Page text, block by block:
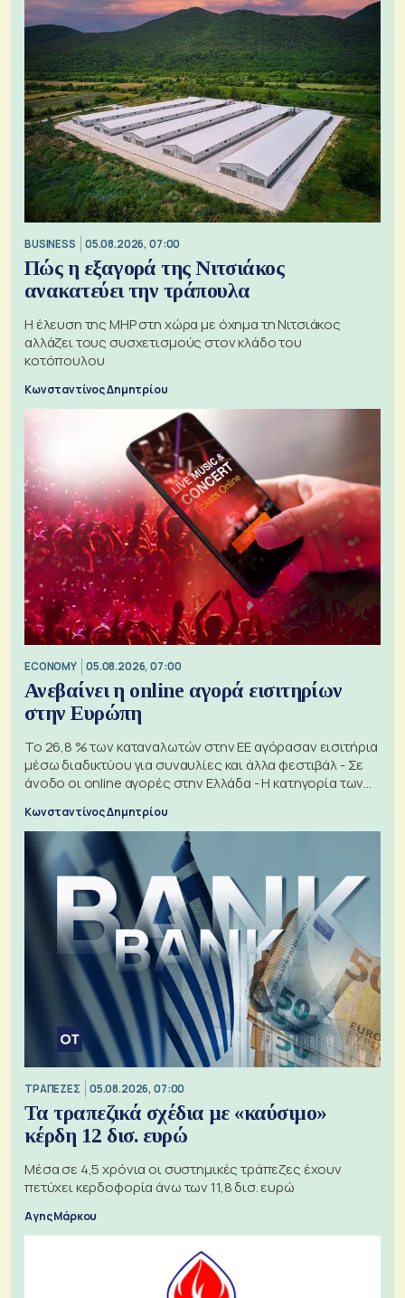
BUSINESS 05.08.2026, 07:00
Πώς η εξαγορά της Νιτσιάκος
ανακατεύει την τράπουλα
H έλευση της MHP στη χώρα με όχημα τη Νιτσιάκος
αλλάζει τους συσχετισμούς στον κλάδο του
κοτόπουλου
Κωνσταντίνος Δημητρίου
ECONOMY 05.08.2026, 07:00
Ανεβαίνει η online αγορά εισιτηρίων
στην Ευρώπη
Το 26,8 % των καταναλωτών στην ΕΕ αγόρασαν εισιτήρια
μέσω διαδικτύου για συναυλίες και άλλα φεστιβάλ - Σε
άνοδο οι online αγορές στην Ελλάδα - Η κατηγορία των
Κωνσταντίνος Δημητρίου
ΤΡΑΠΕΖΕΣ 05.08.2026, 07:00
Τα τραπεζικά σχέδια με «καύσιμο»
κέρδη 12 δισ. ευρώ
Μέσα σε 4,5 χρόνια οι συστημικές τράπεζες έχουν
πετύχει κερδοφορία άνω των 11,8 δισ. ευρώ
Αγης Μάρκου